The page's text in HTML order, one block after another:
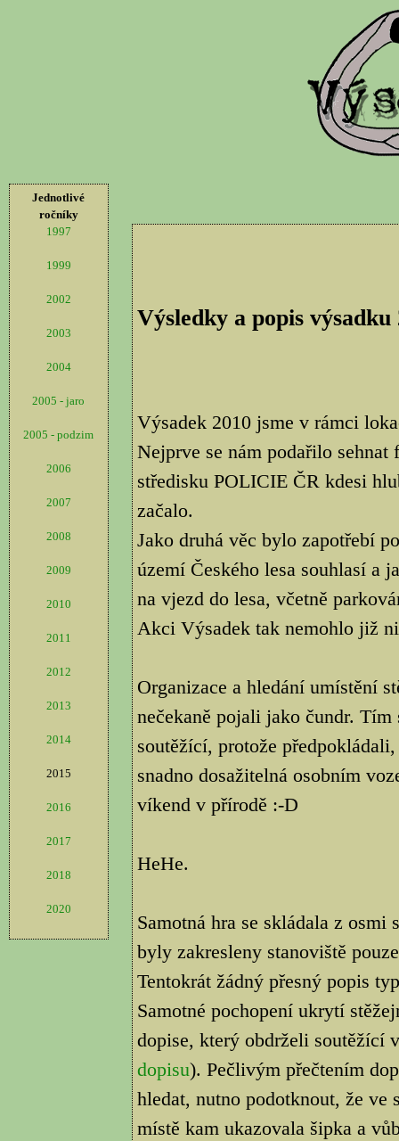
Jednotlivé
ročníky
1997
1999
2002
2003
2004
2005 - jaro
2005 - podzim
2006
2007
2008
2009
2010
2011
2012
2013
2014
2015
2016
2017
2018
2020
Výsledky a popis výsadku
Výsadek 2010 jsme v rámci
Nejprve se nám podařilo
středisku POLICIE ČR kdesi
začalo.
Jako druhá věc bylo zapotřebí
území Českého lesa souhlasí a
na vjezd do lesa, včetně
Akci Výsadek tak nemohlo již
Organizace a hledání umístění
nečekaně pojali jako čundr.
soutěžící, protože
snadno dosažitelná osobním
víkend v přírodě :-D
HeHe.
Samotná hra se skládala z
byly zakresleny stanoviště
Tentokrát žádný přesný popis
Samotné pochopení ukrytí
dopise, který obdrželi soutěžící
dopisu). Pečlivým přečtením
hledat, nutno podotknout, že ve
místě kam ukazovala šipka a